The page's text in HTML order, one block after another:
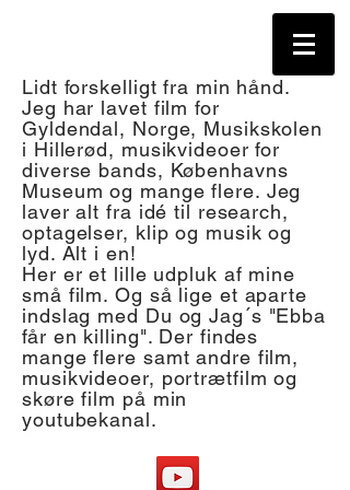
Lidt forskelligt fra min hånd.
Jeg har lavet film for
Gyldendal, Norge, Musikskolen
i Hillerød, musikvideoer for
diverse bands, Københavns
Museum og mange flere. Jeg
laver alt fra idé til research,
optagelser, klip og musik og
lyd. Alt i en!
Her er et lille udpluk af mine
små film. Og så lige et aparte
indslag med Du og Jag´s "Ebba
får en killing". Der findes
mange flere samt andre film,
musikvideoer, portrætfilm og
skøre film på min
youtubekanal.